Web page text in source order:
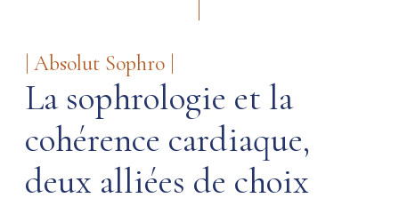
| Absolut Sophro |
La sophrologie et la
cohérence cardiaque,
deux alliées de choix